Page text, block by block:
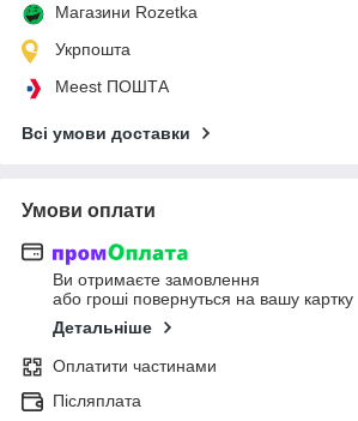
Магазини Rozetka
Укрпошта
Meest ПОШТА
Всі умови доставки
Умови оплати
Ви отримаєте замовлення
або гроші повернуться на вашу картку
Детальніше
Оплатити частинами
Післяплата